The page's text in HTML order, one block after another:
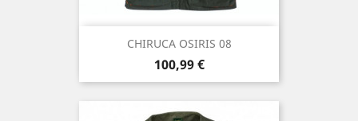
CHIRUCA OSIRIS 08
Precio
100,99 €